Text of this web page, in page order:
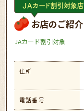
お店のご紹介
JAカード割引対象
住所
電話番号